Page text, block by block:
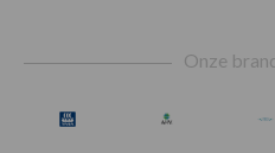
Onze